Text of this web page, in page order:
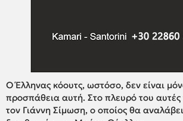
Ο Έλληνας κόουτς, ωστόσο, δεν είναι
προσπάθεια αυτή. Στο πλευρό του αυτές
τον Γιάννη Σίμωση, ο οποίος θα